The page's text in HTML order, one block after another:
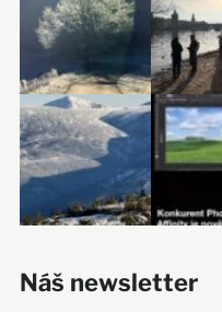
Náš newsletter